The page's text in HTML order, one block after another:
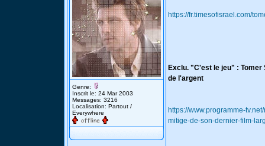
Genre:
Inscrit le: 24 Mar 2003
Messages: 3216
Localisation: Partout /
Everywhere
https://fr.timesofisrael.com/
Exclu. "C'est le jeu" :
de l'argent
https://www.programme-
mitige-de-son-dernier-film-